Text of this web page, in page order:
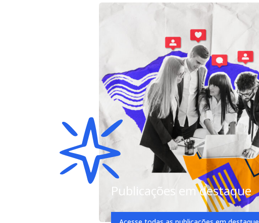
Publicações em destaque